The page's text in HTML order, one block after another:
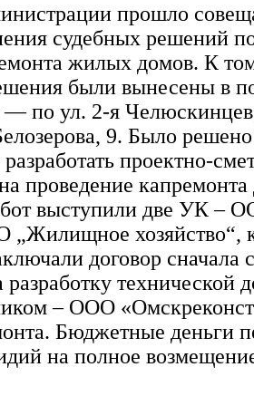
прошло
судебных решений
жилых домов. К
были вынесены в
— по ул. 2-я
9. Было
проектно-
проведение
выступили две УК
„Жилищное хозяйство“,
договор
технической
– ООО
Бюджетные деньги
на полное